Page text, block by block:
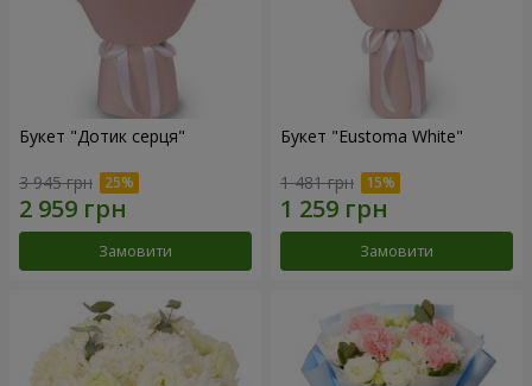
Букет "Дотик серця"
3 945 грн
Замовити
Букет "Eustoma White"
1 481 грн
Замовити